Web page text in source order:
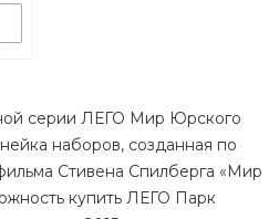
серии ЛЕГО Мир Юрского
наборов, созданная по
Стивена Спилберга «Мир
купить ЛЕГО Парк